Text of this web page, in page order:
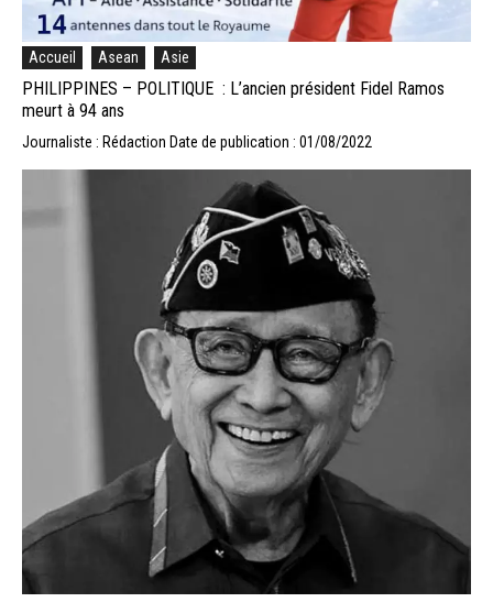
Accueil Asean Asie
PHILIPPINES – POLITIQUE : L’ancien président Fidel Ramos
meurt à 94 ans
Journaliste : Rédaction Date de publication : 01/08/2022